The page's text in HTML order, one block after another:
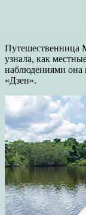
Путешественница
узнала, как
наблюдениями она
«Дзен».